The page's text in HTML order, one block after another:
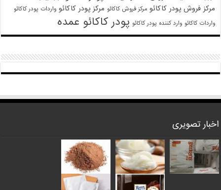
مرکز فروش پودر کاکائو مرکز فروش کاکائو مرکز پودر کاکائو واردات پودر کاکائو
واردات کاکائو وارد کننده پودر کاکائو پودر کاکائو عمده
اخبار تصویری